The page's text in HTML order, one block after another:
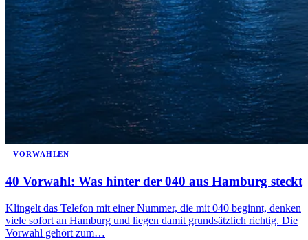
VORWAHLEN
40 Vorwahl: Was hinter der 040 aus Hamburg steckt
Klingelt das Telefon mit einer Nummer, die mit 040 beginnt, denken
viele sofort an Hamburg und liegen damit grundsätzlich richtig. Die
Vorwahl gehört zum…